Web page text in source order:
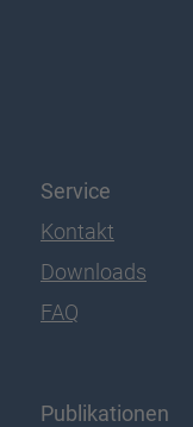
Service
Kontakt
Downloads
FAQ
Publikationen